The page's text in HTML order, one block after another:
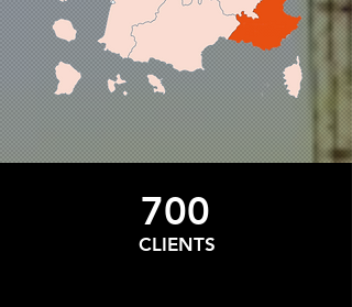
700
CLIENTS